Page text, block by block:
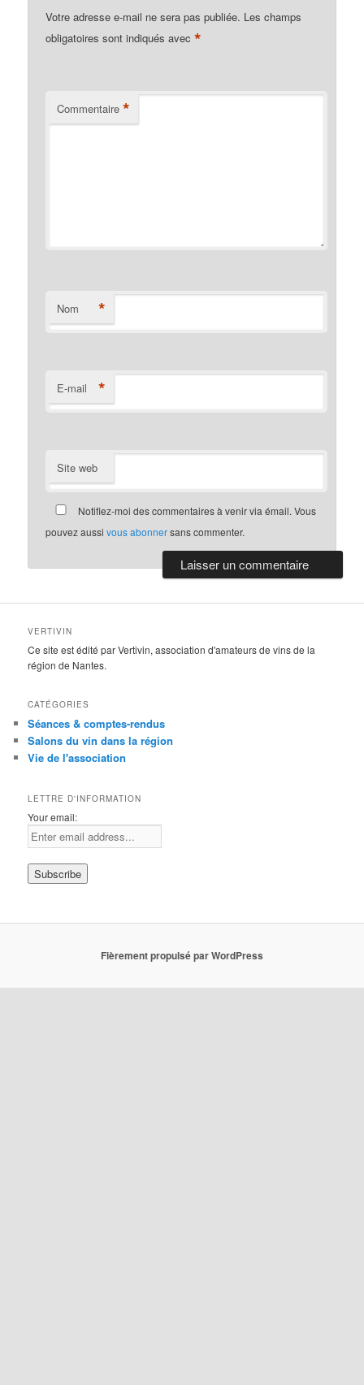
Votre adresse e-mail ne sera pas publiée. Les champs
obligatoires sont indiqués avec*
Commentaire *
Nom *
E-mail *
Site web
Notifiez-moi des commentaires à venir via émail. Vous
pouvez aussivous abonnersans commenter.
VERTIVIN
Ce site est édité par Vertivin, association d'amateurs de vins de la
région de Nantes.
CATÉGORIES
Séances & comptes-rendus
Salons du vin dans la région
Vie de l'association
LETTRE D'INFORMATION
Your email:
Fièrement propulsé par WordPress